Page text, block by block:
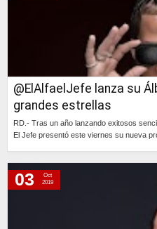
@ElAlfaelJefe lanza su
grandes estrellas
RD.- Tras un año lanzando exitosos
El Jefe presentó este viernes su nueva
03
Oct
2019